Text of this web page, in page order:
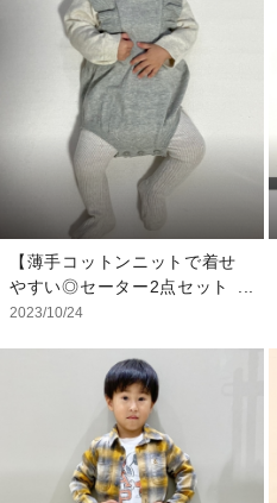
して着てみたり、 たくさん
おしゃれが楽しめますね★
ゆるっとサイズで選ぶと寒く
なったときに中にTシャツも
重ね着しやすいです！
【モデル着用サイズ】
★身長97cm/体重14kg★
トップス：4YRS/105cm
ボトムス：3YRS/100cm
靴、帽子：私物
【薄手コットンニットで着せ
やすい◎セーター2点セット
アップ】
やすく単品のセーターだけで
も使いやすいアイテムです◎
オーバーオール風のボトムス
はフリルで可愛らしいデザイ
ンです。 股下のボタンを開
閉せず、首元の開きを足から
2023/10/24